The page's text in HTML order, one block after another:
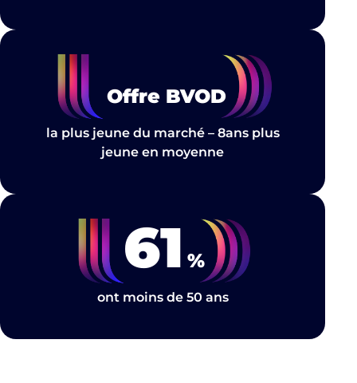
Offre BVOD
la plus jeune du marché – 8ans plus
jeune en moyenne
61 %
ont moins de 50 ans